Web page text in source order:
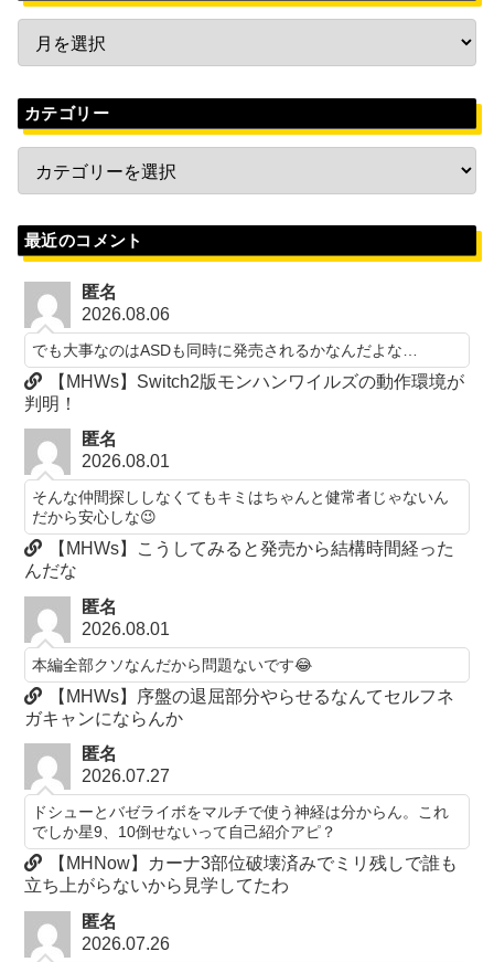
カテゴリー
最近のコメント
匿名
2026.08.06
でも大事なのはASDも同時に発売されるかなんだよな…
【MHWs】Switch2版モンハンワイルズの動作環境が
判明！
匿名
2026.08.01
そんな仲間探ししなくてもキミはちゃんと健常者じゃないん
だから安心しな😉
【MHWs】こうしてみると発売から結構時間経った
んだな
匿名
2026.08.01
本編全部クソなんだから問題ないです😂
【MHWs】序盤の退屈部分やらせるなんてセルフネ
ガキャンにならんか
匿名
2026.07.27
ドシューとバゼライボをマルチで使う神経は分からん。これ
でしか星9、10倒せないって自己紹介アピ？
【MHNow】カーナ3部位破壊済みでミリ残しで誰も
立ち上がらないから見学してたわ
匿名
2026.07.26